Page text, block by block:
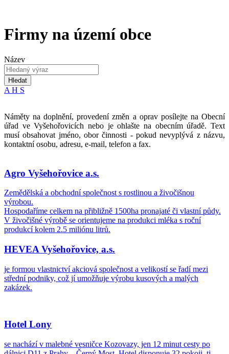
Firmy na území obce
Název
Hledat
A H S
Náměty na doplnění, provedení změn a oprav posílejte na Obecní
úřad ve Vyšehořovicích nebo je ohlašte na obecním úřadě. Text
musí obsahovat jméno, obor činnosti - pokud nevyplývá z názvu,
kontaktní osobu, adresu, e-mail, telefon a fax.
Agro Vyšehořovice a.s.
Zemědělská a obchodní společnost s rostlinou a živočišnou
výrobou.
Hospodaříme celkem na přibližně 1500ha pronajaté či vlastní půdy.
V živočišné výrobě se orientujeme na produkci mléka s roční
produkcí kolem 2.5 miliónu litrů.
HEVEA Vyšehořovice, a.s.
je formou vlastnictví akciová společnost a velikostí se řadí mezi
střední podniky, což jí umožňuje výrobu kusových a malých
zakázek.
Hotel Lony
se nachází v malebné vesničce Kozovazy, jen 12 minut cesty po